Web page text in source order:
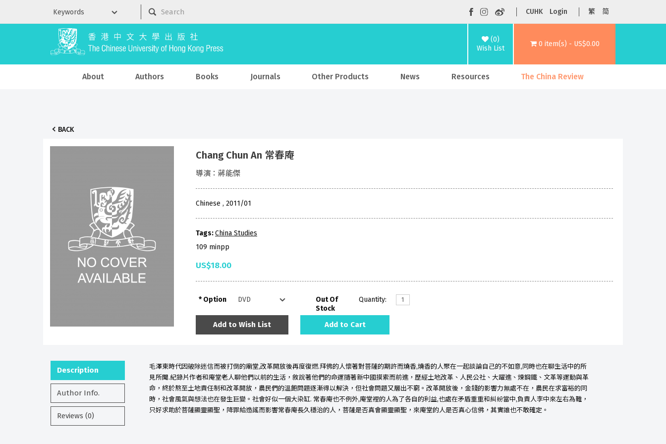
CUHK Login 繁 简
(0)
Wish List
0 item(s) - US$0.00
About Authors Books Journals Other Products News Resources The China Review
BACK
Chang Chun An 常春庵
導演：蔣能傑
Chinese , 2011/01
Tags:China Studies
109 minpp
US$18.00
Option
Out Of
Stock
Quantity:
Add to Wish List Add to Cart
Description
Author Info.
Reviews (0)
毛澤東時代因破除迷信而被打倒的廟堂,改革開放後再度復燃.拜佛的人懷著對菩薩的期許而燒香,燒香的人聚在一起談論自己的不如意,同時也在聊生活中的所
見所聞.紀錄片作者和庵堂老人聊他們以前的生活，敘說著他們的命運隨著新中國摸索而前進，歷經土地改革、人民公社、大躍進、煉鋼鐵、文革等運動與革
命，終於熬至土地責任制和改革開放，農民們的溫飽問題逐漸得以解決，但社會問題又層出不窮。改革開放後，金錢的影響力無處不在，農民在求富裕的同
時，社會風氣與想法也在發生巨變。社會好似一個大染缸. 常春庵也不例外,庵堂裡的人為了各自的利益,也處在矛盾重重和糾紛當中,負責人李中來左右為難，
只好求助於菩薩顯靈顯聖，降罪給造謠而影響常春庵長久穩治的人，菩薩是否真會顯靈顯聖，來庵堂的人是否真心信佛，其實誰也不敢確定。